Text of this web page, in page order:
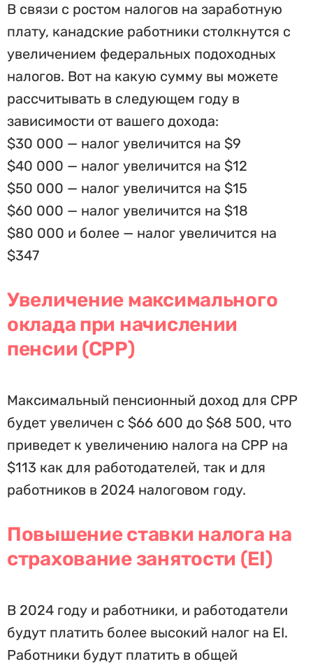
В связи с ростом налогов на заработную
плату, канадские работники столкнутся с
увеличением федеральных подоходных
налогов. Вот на какую сумму вы можете
рассчитывать в следующем году в
зависимости от вашего дохода:
$30 000 — налог увеличится на $9
$40 000 — налог увеличится на $12
$50 000 — налог увеличится на $15
$60 000 — налог увеличится на $18
$80 000 и более — налог увеличится на
$347
Увеличение максимального
оклада при начислении
пенсии (CPP)
Максимальный пенсионный доход для CPP
будет увеличен с $66 600 до $68 500, что
приведет к увеличению налога на CPP на
$113 как для работодателей, так и для
работников в 2024 налоговом году.
Повышение ставки налога на
страхование занятости (EI)
В 2024 году и работники, и работодатели
будут платить более высокий налог на EI.
Работники будут платить в общей